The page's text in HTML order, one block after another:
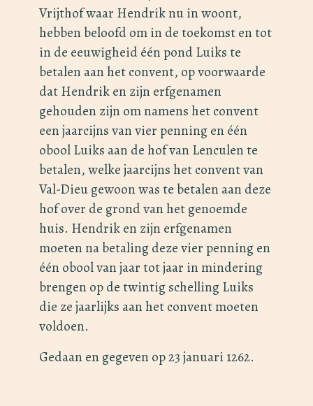
Vrijthof waar Hendrik nu in woont,
hebben beloofd om in de toekomst en tot
in de eeuwigheid één pond Luiks te
betalen aan het convent, op voorwaarde
dat Hendrik en zijn erfgenamen
gehouden zijn om namens het convent
een jaarcijns van vier penning en één
obool Luiks aan de hof van Lenculen te
betalen, welke jaarcijns het convent van
Val-Dieu gewoon was te betalen aan deze
hof over de grond van het genoemde
huis. Hendrik en zijn erfgenamen
moeten na betaling deze vier penning en
één obool van jaar tot jaar in mindering
brengen op de twintig schelling Luiks
die ze jaarlijks aan het convent moeten
voldoen.
Gedaan en gegeven op 23 januari 1262.